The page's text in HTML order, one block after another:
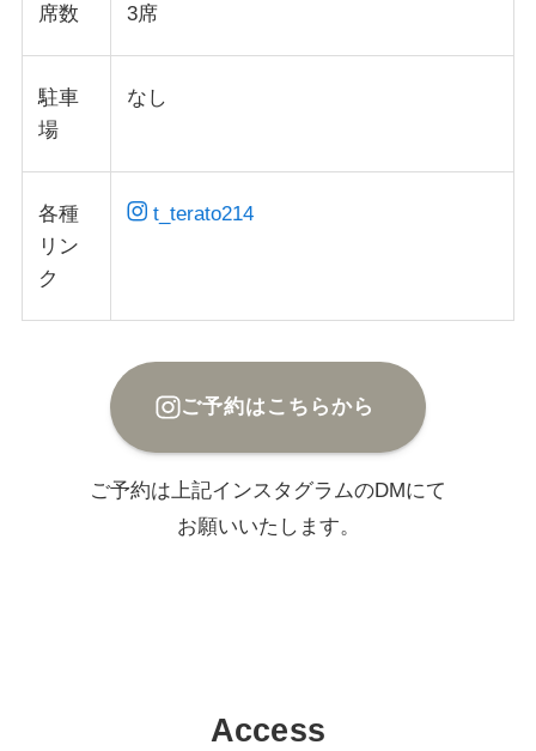
席数 3席
駐車
場
なし
各種
リン
ク
t_terato214
ご予約はこちらから
ご予約は上記インスタグラムのDMにて
お願いいたします。
Access